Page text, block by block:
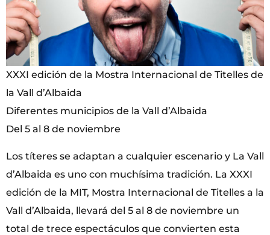
XXXI edición de la Mostra Internacional de Titelles de
la Vall d’Albaida
Diferentes municipios de la Vall d’Albaida
Del 5 al 8 de noviembre
Los títeres se adaptan a cualquier escenario y La Vall
d’Albaida es uno con muchísima tradición. La XXXI
edición de la MIT, Mostra Internacional de Titelles a la
Vall d’Albaida, llevará del 5 al 8 de noviembre un
total de trece espectáculos que convierten esta